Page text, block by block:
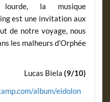
lourde, la musique
est une invitation aux
de notre voyage, nous
les malheurs d’Orphée
Lucas Biela(9/10)
album/eidolon